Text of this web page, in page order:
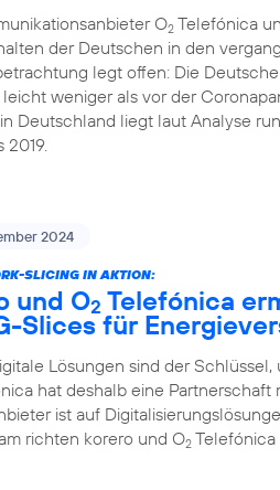
O2 Telefónica
der Deutschen in den
legt offen: Die
weniger als vor der
Deutschland liegt laut Analyse
2019.
2024
SLICING IN AKTION:
und O2 Telefónica
Slices für
Lösungen sind der
hat deshalb eine
ist auf
richten korero und O2 Telefónica